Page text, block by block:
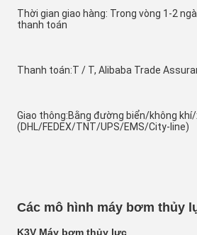
Thời gian giao hàng: Trong vòng 1-2
thanh toán
Thanh toán:T / T, Alibaba Trade
Giao thông:Bằng đường biển/không
(DHL/FEDEX/TNT/UPS/EMS/City-line)
Các mô hình máy bơm thủy
K3V Máy bơm thủy lực